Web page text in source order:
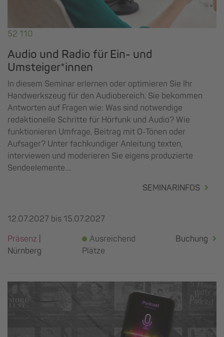
52 110
Audio und Radio für Ein- und
Umsteiger*innen
In diesem Seminar erlernen oder optimieren Sie Ihr
Handwerkszeug für den Audiobereich. Sie bekommen
Antworten auf Fragen wie: Was sind notwendige
redaktionelle Schritte für Hörfunk und Audio? Wie
funktionieren Umfrage, Beitrag mit O-Tönen oder
Aufsager? Unter fachkundiger Anleitung texten,
interviewen und moderieren Sie eigens produzierte
Sendeelemente....
SEMINARINFOS
12.07.2027 bis 15.07.2027
Präsenz
Nürnberg
Ausreichend
Plätze
Buchung